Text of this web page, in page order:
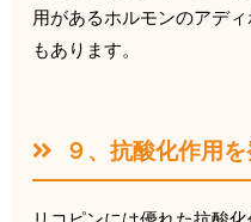
用があるホルモンのアデ
もあります。
９、抗酸化作用